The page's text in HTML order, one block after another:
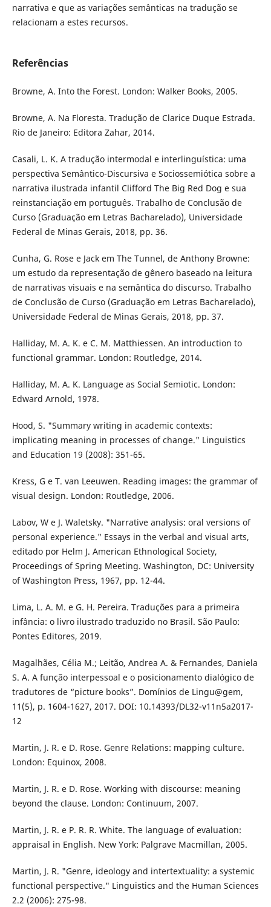
narrativa e que as variações semânticas na tradução se
relacionam a estes recursos.
Referências
Browne, A. Into the Forest. London: Walker Books, 2005.
Browne, A. Na Floresta. Tradução de Clarice Duque Estrada.
Rio de Janeiro: Editora Zahar, 2014.
Casali, L. K. A tradução intermodal e interlinguística: uma
perspectiva Semântico-Discursiva e Sociossemiótica sobre a
narrativa ilustrada infantil Clifford The Big Red Dog e sua
reinstanciação em português. Trabalho de Conclusão de
Curso (Graduação em Letras Bacharelado), Universidade
Federal de Minas Gerais, 2018, pp. 36.
Cunha, G. Rose e Jack em The Tunnel, de Anthony Browne:
um estudo da representação de gênero baseado na leitura
de narrativas visuais e na semântica do discurso. Trabalho
de Conclusão de Curso (Graduação em Letras Bacharelado),
Universidade Federal de Minas Gerais, 2018, pp. 37.
Halliday, M. A. K. e C. M. Matthiessen. An introduction to
functional grammar. London: Routledge, 2014.
Halliday, M. A. K. Language as Social Semiotic. London:
Edward Arnold, 1978.
Hood, S. "Summary writing in academic contexts:
implicating meaning in processes of change." Linguistics
and Education 19 (2008): 351-65.
Kress, G e T. van Leeuwen. Reading images: the grammar of
visual design. London: Routledge, 2006.
Labov, W e J. Waletsky. "Narrative analysis: oral versions of
personal experience." Essays in the verbal and visual arts,
editado por Helm J. American Ethnological Society,
Proceedings of Spring Meeting. Washington, DC: University
of Washington Press, 1967, pp. 12-44.
Lima, L. A. M. e G. H. Pereira. Traduções para a primeira
infância: o livro ilustrado traduzido no Brasil. São Paulo:
Pontes Editores, 2019.
Magalhães, Célia M.; Leitão, Andrea A. & Fernandes, Daniela
S. A. A função interpessoal e o posicionamento dialógico de
tradutores de “picture books”. Domínios de Lingu@gem,
11(5), p. 1604-1627, 2017. DOI: 10.14393/DL32-v11n5a2017-
12
Martin, J. R. e D. Rose. Genre Relations: mapping culture.
London: Equinox, 2008.
Martin, J. R. e D. Rose. Working with discourse: meaning
beyond the clause. London: Continuum, 2007.
Martin, J. R. e P. R. R. White. The language of evaluation:
appraisal in English. New York: Palgrave Macmillan, 2005.
Martin, J. R. "Genre, ideology and intertextuality: a systemic
functional perspective." Linguistics and the Human Sciences
2.2 (2006): 275-98.